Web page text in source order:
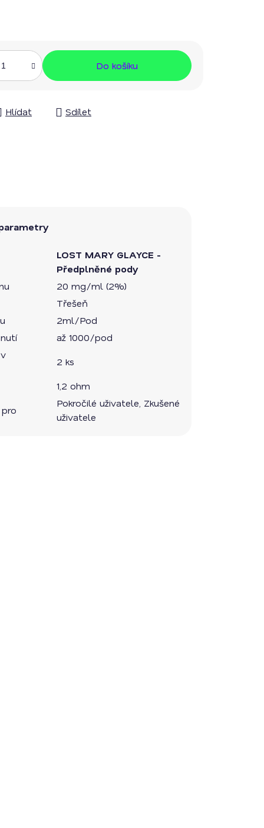
Do košíku
Hlídat Sdílet
LOST MARY GLAYCE -
Předplněné pody
20 mg/ml (2%)
Třešeň
2ml/Pod
až 1000/pod
2 ks
1,2 ohm
Pokročilé uživatele, Zkušené
uživatele